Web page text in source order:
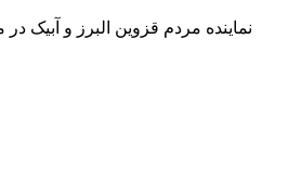
نماینده مردم قزوین البرز و